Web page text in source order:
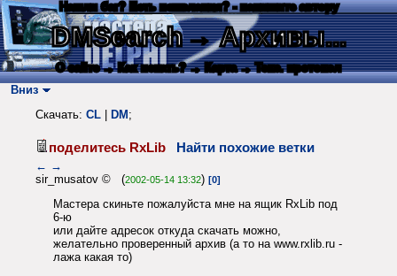
Нашли баг? Есть пожелания? - напишите автору
DMSearch→ Архивы...
О сайте → Как искать? → Карта → Текс. протокол
Вниз
Скачать: CL DM ;
поделитесь RxLib Найти похожие ветки
← →
sir_musatov © (2002-05-14 13:32) [0]
Мастера скиньте пожалуйста мне на ящик RxLib под
6-ю
или дайте адресок откуда скачать можно,
желательно проверенный архив (а то на www.rxlib.ru -
лажа какая то)